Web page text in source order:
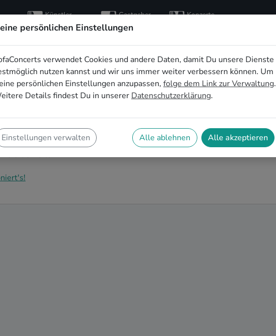
Künstler
entdecken
Gastgeber Konzerte
buchen in
Hochzeitsband in Dublin für Deinen großen Tag? Dann
findest Du eine Vielzahl an professionellen Electronic
zu einem echten Highlight werden lassen. Buche jetzt
persönlichen Einstellungen
verwendet Cookies und andere Daten, damit Du unsere Dienste
nutzen kannst und wir uns immer weiter verbessern können. Um
persönlichen Einstellungen anzupassen, folge dem Link zur Verwaltung.
Details findest Du in unserer Datenschutzerklärung.
Einstellungen verwalten Alle ablehnen Alle akzeptieren